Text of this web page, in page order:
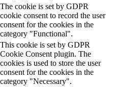
The cookie is set by GDPR
cookie consent to record the user
consent for the cookies in the
category "Functional".
This cookie is set by GDPR
Cookie Consent plugin. The
cookies is used to store the user
consent for the cookies in the
category "Necessary".